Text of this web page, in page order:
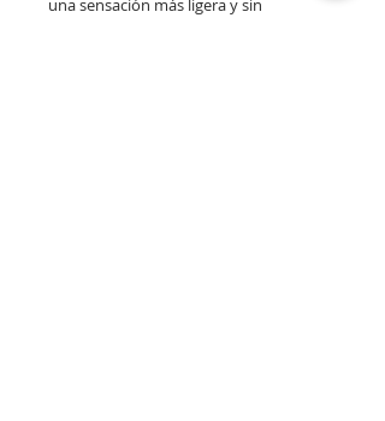
una sensación más ligera y sin